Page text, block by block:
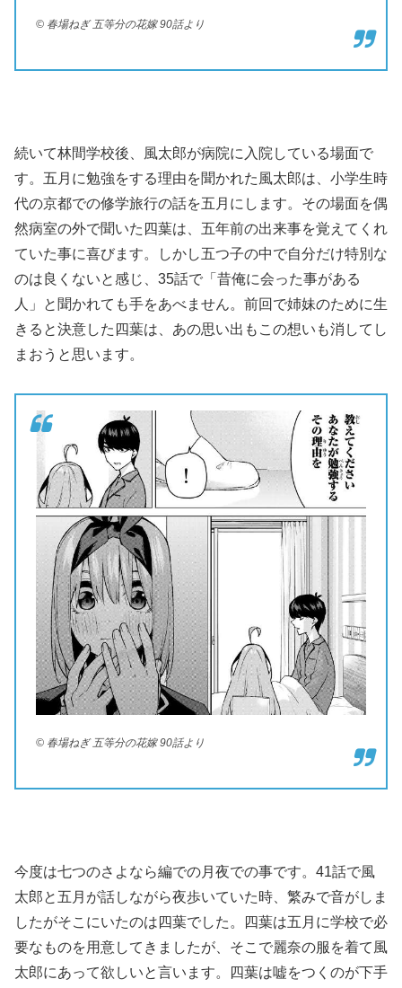
© 春場ねぎ 五等分の花嫁 90話より
続いて林間学校後、風太郎が病院に入院している場面で
す。五月に勉強をする理由を聞かれた風太郎は、小学生時
代の京都での修学旅行の話を五月にします。その場面を偶
然病室の外で聞いた四葉は、五年前の出来事を覚えてくれ
ていた事に喜びます。しかし五つ子の中で自分だけ特別な
のは良くないと感じ、35話で「昔俺に会った事がある
人」と聞かれても手をあべません。前回で姉妹のために生
きると決意した四葉は、あの思い出もこの想いも消してし
まおうと思います。
© 春場ねぎ 五等分の花嫁 90話より
今度は七つのさよなら編での月夜での事です。41話で風
太郎と五月が話しながら夜歩いていた時、繁みで音がしま
したがそこにいたのは四葉でした。四葉は五月に学校で必
要なものを用意してきましたが、そこで麗奈の服を着て風
太郎にあって欲しいと言います。四葉は嘘をつくのが下手